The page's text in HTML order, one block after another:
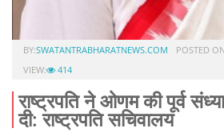
BY:SWATANTRABHARATNEWS.COM POSTED
VIEW:
414
राष्ट्रपति ने ओणम की पूर्व
दी: राष्ट्रपति सचिवालय